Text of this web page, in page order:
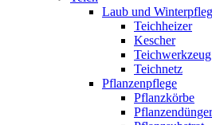
Laub und
Teichheizer
Kescher
Teichwerkzeug
Teichnetz
Pflanzenpflege
Pflanzkörbe
Pflanzendünger